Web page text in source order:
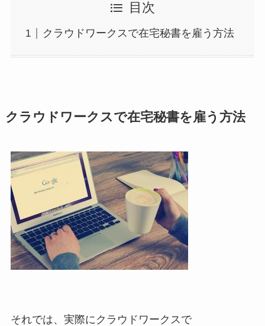
目次
クラウドワークスで在宅秘書を雇う方法
クラウドワークスで在宅秘書を雇う方法
それでは、実際にクラウドワークスで